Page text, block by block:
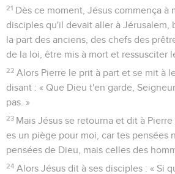
21 Dès ce moment, Jésus commença à
disciples qu'il devait aller à Jérusalem,
la part des anciens, des chefs des
de la loi, être mis à mort et ressusciter
22 Alors Pierre le prit à part et se mit à
disant : « Que Dieu t'en garde,
pas. »
23 Mais Jésus se retourna et dit à Pierre
es un piège pour moi, car tes pensées
pensées de Dieu, mais celles des
24 Alors Jésus dit à ses disciples : « Si